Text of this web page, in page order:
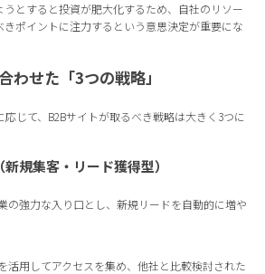
うとすると投資が肥大化するため、自社のリソー
きポイントに注力するという意思決定が重要にな
わせた「3つの戦略」
じて、B2Bサイトが取るべき戦略は大きく3つに
規集客・リード獲得型）
の強力な入り口とし、新規リードを自動的に増や
活用してアクセスを集め、他社と比較検討された